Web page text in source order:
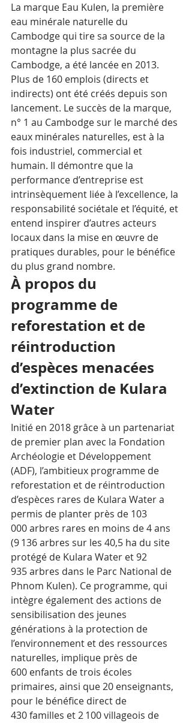
La marque Eau Kulen, la première
eau minérale naturelle du
Cambodge qui tire sa source de la
montagne la plus sacrée du
Cambodge, a été lancée en 2013.
Plus de 160 emplois (directs et
indirects) ont été créés depuis son
lancement. Le succès de la marque,
n° 1 au Cambodge sur le marché des
eaux minérales naturelles, est à la
fois industriel, commercial et
humain. Il démontre que la
performance d’entreprise est
intrinsèquement liée à l’excellence, la
responsabilité sociétale et l’équité, et
entend inspirer d’autres acteurs
locaux dans la mise en œuvre de
pratiques durables, pour le bénéfice
du plus grand nombre.
À propos du
programme de
reforestation et de
réintroduction
d’espèces menacées
d’extinction de Kulara
Water
Initié en 2018 grâce à un partenariat
de premier plan avec la Fondation
Archéologie et Développement
(ADF), l’ambitieux programme de
reforestation et de réintroduction
d’espèces rares de Kulara Water a
permis de planter près de 103
000 arbres rares en moins de 4 ans
(9 136 arbres sur les 40,5 ha du site
protégé de Kulara Water et 92
935 arbres dans le Parc National de
Phnom Kulen). Ce programme, qui
intègre également des actions de
sensibilisation des jeunes
générations à la protection de
l’environnement et des ressources
naturelles, implique près de
600 enfants de trois écoles
primaires, ainsi que 20 enseignants,
pour le bénéfice direct de
430 familles et 2 100 villageois de